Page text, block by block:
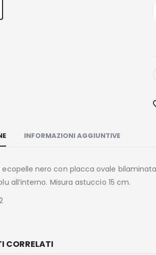
INFORMAZIONI AGGIUNTIVE
ecopelle nero con placca ovale
all’interno. Misura astuccio 15 cm.
CORRELATI